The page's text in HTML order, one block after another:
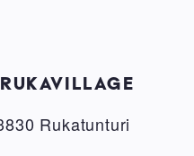
Rukatunturi